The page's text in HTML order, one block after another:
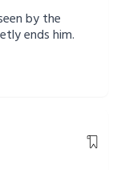
by the
ends him.